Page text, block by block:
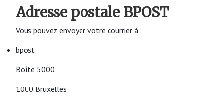
Adresse postale BPOST
Vous pouvez envoyer votre courrier à :
bpost
Boîte 5000
1000 Bruxelles